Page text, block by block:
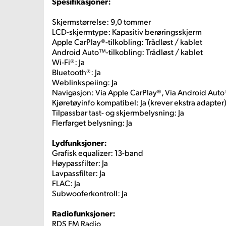
Skjermstørrelse: 9,0 tommer
LCD-skjermtype: Kapasitiv berøringsskjerm
Apple CarPlay®-tilkobling: Trådløst / kablet
Android Auto™-tilkobling: Trådløst / kablet
Wi-Fi®: Ja
Bluetooth®: Ja
Weblinkspeiing: Ja
Navigasjon: Via Apple CarPlay®, Via Android
Kjøretøyinfo kompatibel: Ja (krever ekstra adapter)
Tilpassbar tast- og skjermbelysning: Ja
Flerfarget belysning: Ja
Lydfunksjoner:
Grafisk equalizer: 13-band
Høypassfilter: Ja
Lavpassfilter: Ja
FLAC: Ja
Subwooferkontroll: Ja
Radiofunksjoner:
RDS FM Radio